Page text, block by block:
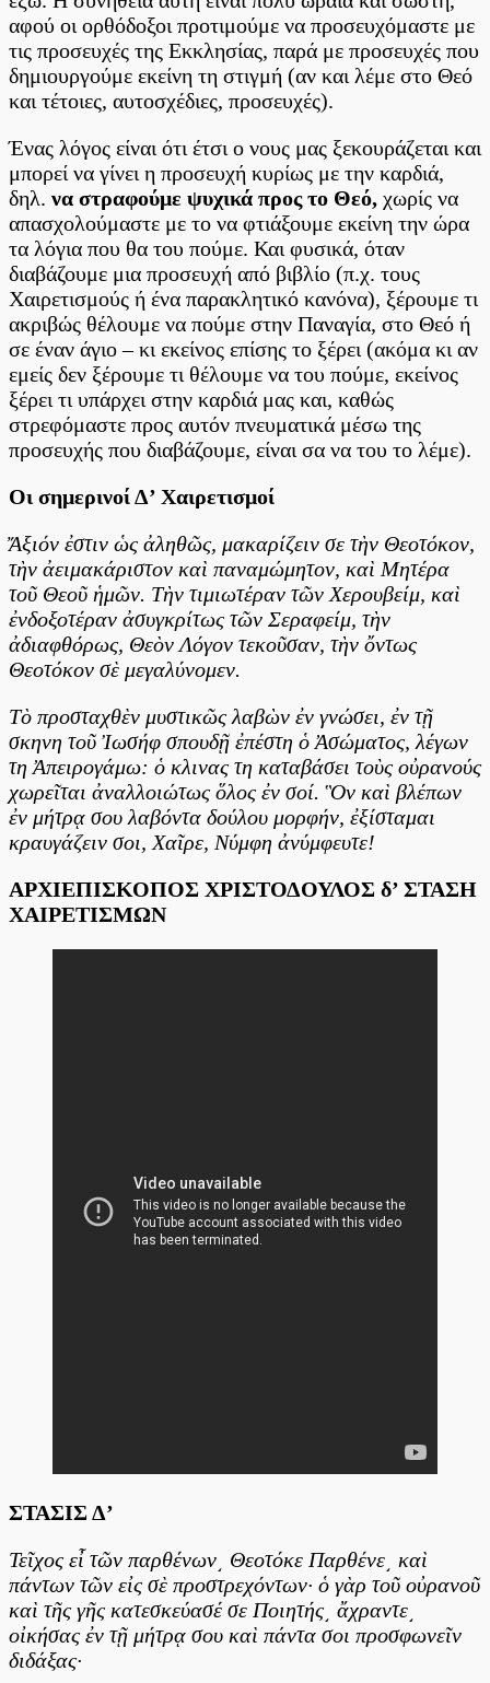
αφού οι ορθόδοξοι προτιμούμε να προσευχόμαστε με
τις προσευχές της Εκκλησίας, παρά με προσευχές που
δημιουργούμε εκείνη τη στιγμή (αν και λέμε στο Θεό
και τέτοιες, αυτοσχέδιες, προσευχές).
Ένας λόγος είναι ότι έτσι ο νους μας ξεκουράζεται και
μπορεί να γίνει η προσευχή κυρίως με την καρδιά,
δηλ. να στραφούμε ψυχικά προς το Θεό, χωρίς να
απασχολούμαστε με το να φτιάξουμε εκείνη την ώρα
τα λόγια που θα του πούμε. Και φυσικά, όταν
διαβάζουμε μια προσευχή από βιβλίο (π.χ. τους
Χαιρετισμούς ή ένα παρακλητικό κανόνα), ξέρουμε τι
ακριβώς θέλουμε να πούμε στην Παναγία, στο Θεό ή
σε έναν άγιο – κι εκείνος επίσης το ξέρει (ακόμα κι αν
εμείς δεν ξέρουμε τι θέλουμε να του πούμε, εκείνος
ξέρει τι υπάρχει στην καρδιά μας και, καθώς
στρεφόμαστε προς αυτόν πνευματικά μέσω της
προσευχής που διαβάζουμε, είναι σα να του το λέμε).
Οι σημερινοί Δ’ Χαιρετισμοί
Ἄξιόν ἐστιν ὡς ἀληθῶς, μακαρίζειν σε τὴν Θεοτόκον,
τὴν ἀειμακάριστον καὶ παναμώμητον, καὶ Μητέρα
τοῦ Θεοῦ ἡμῶν. Τὴν τιμιωτέραν τῶν Χερουβείμ, καὶ
ἐνδοξοτέραν ἀσυγκρίτως τῶν Σεραφείμ, τὴν
ἀδιαφθόρως, Θεὸν Λόγον τεκοῦσαν, τὴν ὄντως
Θεοτόκον σὲ μεγαλύνομεν.
Τὸ προσταχθὲν μυστικῶς λαβὼν ἐν γνώσει, ἐν τῇ
σκηνη τοῦ Ἰωσήφ σπουδῇ ἐπέστη ὁ Ἀσώματος, λέγων
τη Ἀπειρογάμω: ὁ κλινας τη καταβάσει τοὺς οὐρανούς
χωρεῖται ἀναλλοιώτως ὅλος ἐν σοί. Ὃν καὶ βλέπων
ἐν μήτρᾳ σου λαβόντα δούλου μορφήν, ἐξίσταμαι
κραυγάζειν σοι, Χαῖρε, Νύμφη ἀνύμφευτε!
ΑΡΧΙΕΠΙΣΚΟΠΟΣ ΧΡΙΣΤΟΔΟΥΛΟΣ δ’ ΣΤΑΣΗ
ΧΑΙΡΕΤΙΣΜΩΝ
ΣΤΑΣΙΣ Δ’
Τεῖχος εἶ τῶν παρθένων͵ Θεοτόκε Παρθένε͵ καὶ
πάντων τῶν εἰς σὲ προστρεχόντων· ὁ γὰρ τοῦ οὐρανοῦ
καὶ τῆς γῆς κατεσκεύασέ σε Ποιητής͵ ἄχραντε͵
οἰκήσας ἐν τῇ μήτρᾳ σου καὶ πάντα σοι προσφωνεῖν
διδάξας·